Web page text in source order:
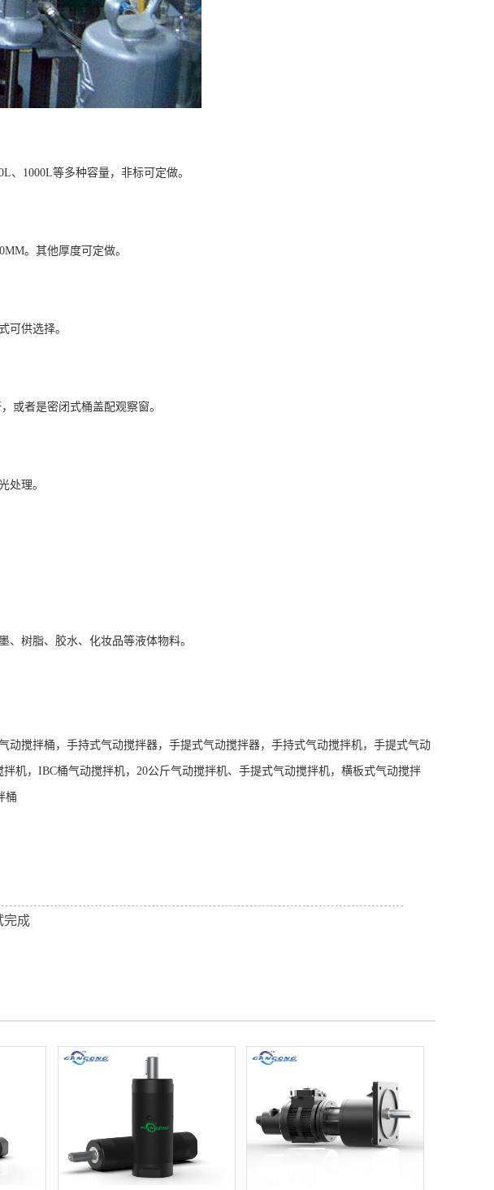
、 1000L等多种容量，非标可定做。
。其他厚度可定做。
可供选择。
或者是密闭式桶盖配观察窗。
处理。
树脂、胶水、化妆品等液体物料。
动搅拌桶，手持式气动搅拌器，手提式气动搅拌器，手持式气动搅拌机，手提式气动
机， IBC桶气动搅拌机， 20公斤气动搅拌机、手提式气动搅拌机，横板式气动搅拌
桶
完成